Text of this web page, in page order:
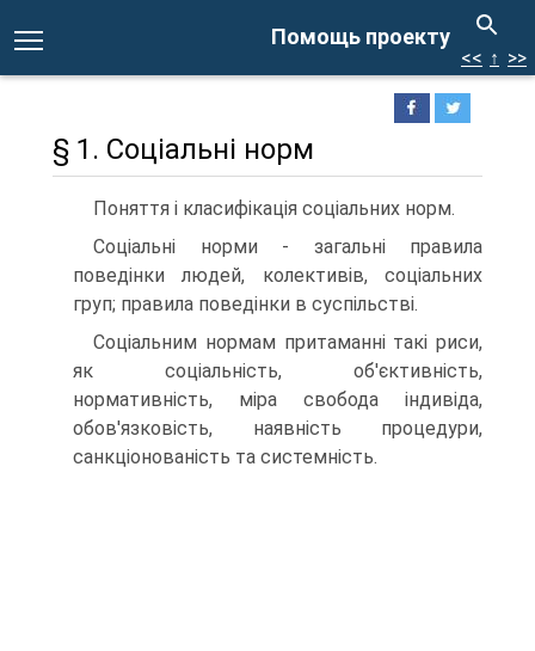
Помощь проекту
<< ↑ >>
§ 1. Соціальні норм
Поняття і класифікація соціальних норм.
Соціальні норми - загальні правила
поведінки людей, колективів, соціальних
груп; правила поведінки в суспільстві.
Соціальним нормам притаманні такі риси,
як соціальність, об'єктивність,
нормативність, міра свобода індивіда,
обов'язковість, наявність процедури,
санкціонованість та системність.